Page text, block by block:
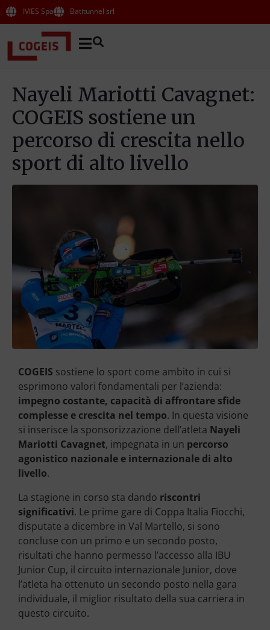
IVIES Spa Batitunnel srl
Nayeli Mariotti Cavagnet:
COGEIS sostiene un
percorso di crescita nello
sport di alto livello
COGEIS sostiene lo sport come ambito in cui si
esprimono valori fondamentali per l’azienda:
impegno costante, capacità di affrontare sfide
complesse e crescita nel tempo. In questa visione
si inserisce la sponsorizzazione dell’atleta Nayeli
Mariotti Cavagnet, impegnata in un percorso
agonistico nazionale e internazionale di alto
livello.
La stagione in corso sta dando riscontri
significativi. Le prime gare di Coppa Italia Fiocchi,
disputate a dicembre in Val Martello, si sono
concluse con un primo e un secondo posto,
risultati che hanno permesso l’accesso alla IBU
Junior Cup, il circuito internazionale Junior, dove
l’atleta ha ottenuto un secondo posto nella gara
individuale, il miglior risultato della sua carriera in
questo circuito.